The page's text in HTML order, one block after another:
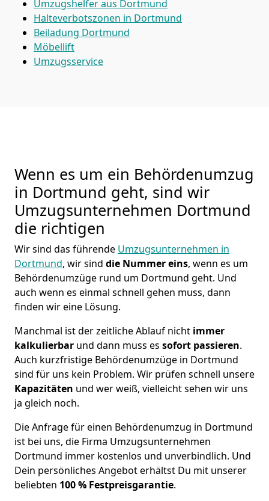
Umzugshelfer aus Dortmund
Halteverbotszonen in Dortmund
Beiladung Dortmund
Möbellift
Umzugsservice
Wenn es um ein Behördenumzug
in Dortmund geht, sind wir
Umzugsunternehmen Dortmund
die richtigen
Wir sind das führende Umzugsunternehmen in
Dortmund, wir sind die Nummer eins, wenn es um
Behördenumzüge rund um Dortmund geht. Und
auch wenn es einmal schnell gehen muss, dann
finden wir eine Lösung.
Manchmal ist der zeitliche Ablauf nicht immer
kalkulierbar und dann muss es sofort passieren.
Auch kurzfristige Behördenumzüge in Dortmund
sind für uns kein Problem. Wir prüfen schnell unsere
Kapazitäten und wer weiß, vielleicht sehen wir uns
ja gleich noch.
Die Anfrage für einen Behördenumzug in Dortmund
ist bei uns, die Firma Umzugsunternehmen
Dortmund immer kostenlos und unverbindlich. Und
Dein persönliches Angebot erhältst Du mit unserer
beliebten 100 % Festpreisgarantie.